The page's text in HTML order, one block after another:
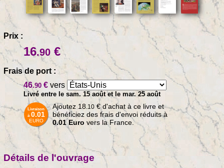
Prix :
16.90 €
Frais de port :
46.90 € vers
Livré entre le sam. 15 août et le mar. 25 août
Livraison
à 0.01
EURO
Ajoutez 18 .10 €d'achat à ce livre et
bénéficiez des frais d'envoi réduits à
0.01 Euro vers la France.
Détails de l'ouvrage